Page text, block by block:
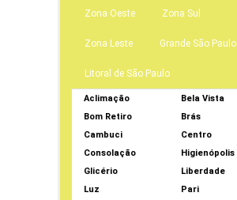
Zona Oeste Zona Sul
Zona Leste Grande São Paulo
Litoral de São Paulo
Aclimação
Bela Vista
Bom Retiro
Brás
Cambuci
Centro
Consolação
Higienópolis
Glicério
Liberdade
Luz
Pari